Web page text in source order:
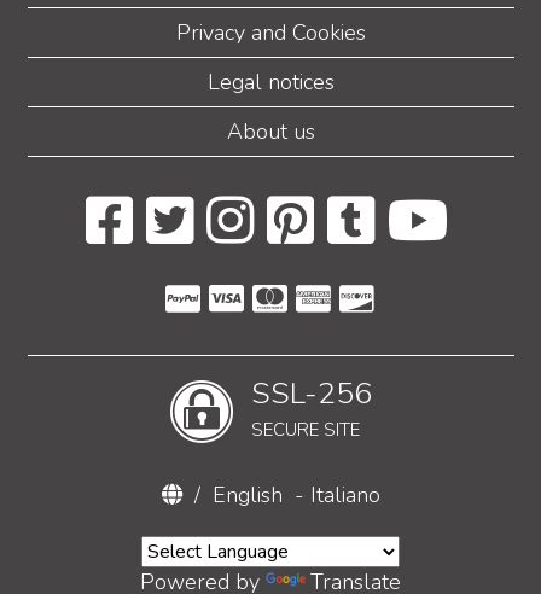
Privacy and Cookies
Legal notices
About us
SSL-256
SECURE SITE
/ English - Italiano
Powered by Translate